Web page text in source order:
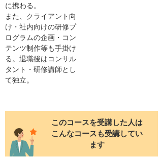
に携わる。
また、クライアント向
け・社内向けの研修プ
ログラムの企画・コン
テンツ制作等も手掛け
る。退職後はコンサル
タント・研修講師とし
て独立。
このコースを受講した人は
こんなコースも受講してい
ます